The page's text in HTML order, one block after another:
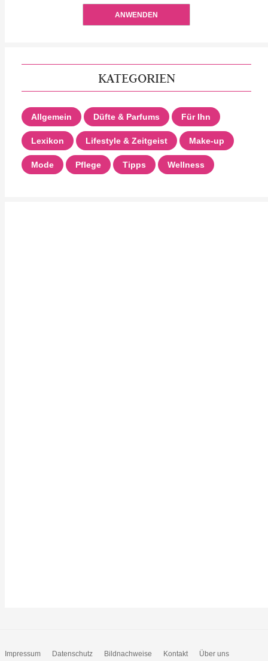
ANWENDEN
KATEGORIEN
Allgemein Düfte & Parfums Für Ihn
Lexikon Lifestyle & Zeitgeist Make-up
Mode Pflege Tipps Wellness
Impressum Datenschutz Bildnachweise Kontakt Über uns